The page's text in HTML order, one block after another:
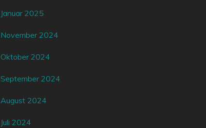
Januar 2025
November 2024
Oktober 2024
September 2024
August 2024
Juli 2024